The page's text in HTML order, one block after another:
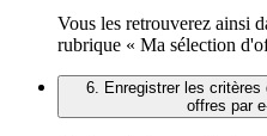
Vous les retrouverez ainsi
rubrique « Ma sélection
6. Enregistrer les critères
offres par